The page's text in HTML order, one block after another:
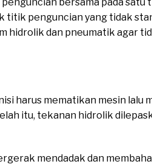
penguncian yang tidak
hidrolik dan pneumatik agar
harus mematikan mesin lalu
itu, tekanan hidrolik
mendadak dan